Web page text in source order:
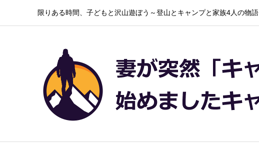
限りある時間、子どもと沢山遊ぼう～登山とキャンプと家族4人の物語